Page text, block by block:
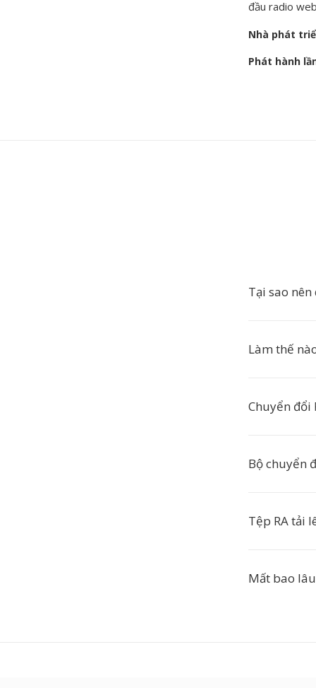
đầu radio
Nhà phát
Phát hành
Tại sao nên
Làm thế
Chuyển đổi
Bộ chuyển
Tệp RA tải
Mất bao